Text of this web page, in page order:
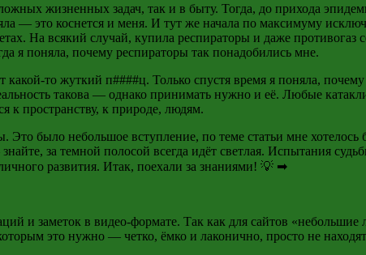
жизненных задач, так и в быту. Тогда, до прихода
— это коснется и меня. И тут же начала по максимуму
На всякий случай, купила респираторы и даже противогаз
я поняла, почему респираторы так понадобились мне.
какой-то жуткий п####ц. Только спустя время я поняла,
такова — однако принимать нужно и её. Любые
к пространству, к природе, людям.
Это было небольшое вступление, по теме статьи мне
за темной полосой всегда идёт светлая. Испытания
развития. Итак, поехали за знаниями! 💡 ➡
и заметок в видео-формате. Так как для сайтов
это нужно — четко, ёмко и лаконично, просто не